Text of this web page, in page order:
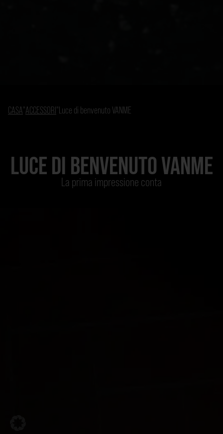
CASA"ACCESSORI " Luce di benvenuto VANME
LUCE DI BENVENUTO VANME
La prima impressione conta